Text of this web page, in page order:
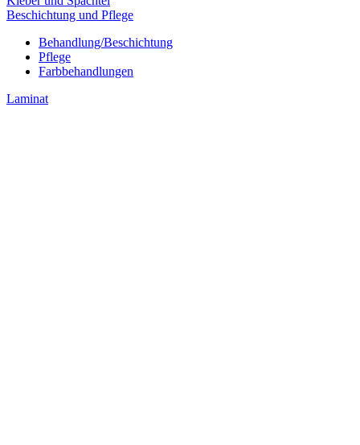
Beschichtung und Pflege
Behandlung/Beschichtung
Pflege
Farbbehandlungen
Laminat